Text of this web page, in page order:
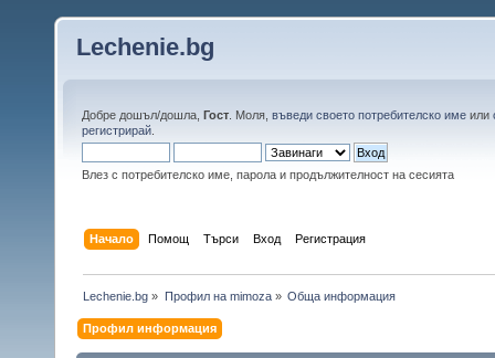
Lechenie.bg
Добре дошъл/дошла, Гост . Моля, въведи своето потребителско име или
регистрирай
Влез с потребителско име, парола и продължителност на сесията
Начало Помощ Търси Вход Регистрация
Lechenie.bg » Профил на mimoza» Обща информация
Профил информация